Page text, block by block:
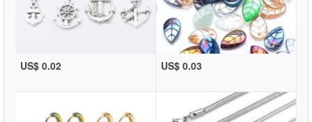
US$ 0.02 US$ 0.03